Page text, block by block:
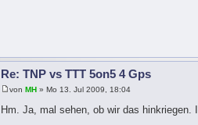
Re: TNP vs TTT 5on5 4 Gps
vonMH » Mo 13. Jul 2009, 18:04
Hm. Ja, mal sehen, ob wir das hinkriegen.